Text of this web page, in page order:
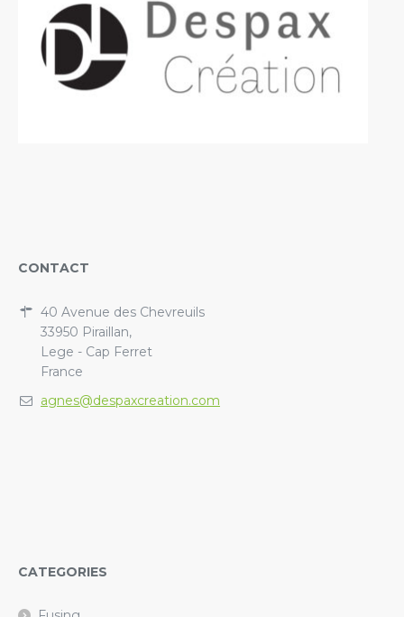
CONTACT
40 Avenue des Chevreuils
33950 Piraillan,
Lege - Cap Ferret
France
agnes@despaxcreation.com
CATEGORIES